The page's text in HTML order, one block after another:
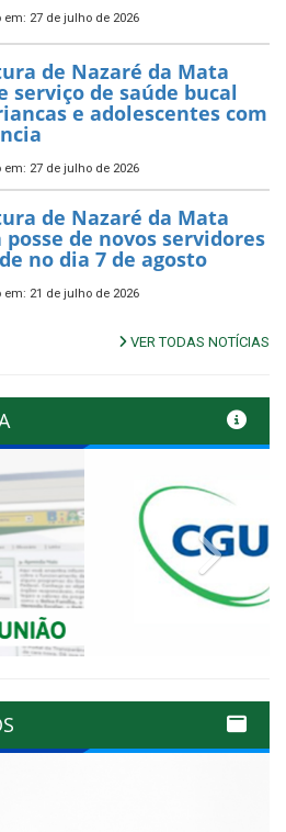
em: 27 de julho de 2026
de Nazaré da Mata
serviço de saúde bucal
e adolescentes com
em: 27 de julho de 2026
de Nazaré da Mata
de novos servidores
no dia 7 de agosto
em: 21 de julho de 2026
VER TODAS NOTÍCIAS
Next